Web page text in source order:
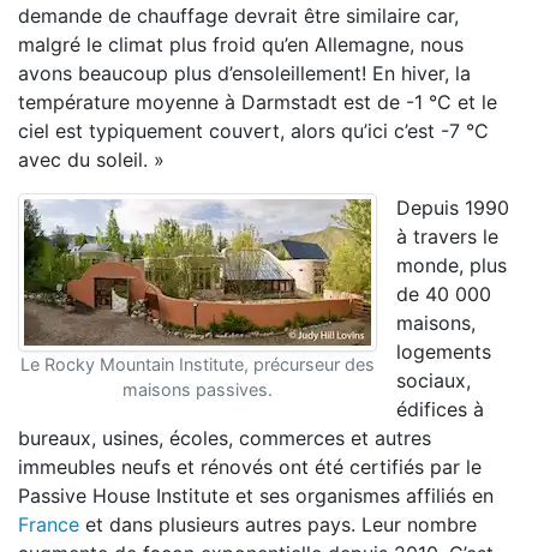
demande de chauffage devrait être similaire car,
malgré le climat plus froid qu’en Allemagne, nous
avons beaucoup plus d’ensoleillement! En hiver, la
température moyenne à Darmstadt est de -1 °C et le
ciel est typiquement couvert, alors qu’ici c’est -7 °C
avec du soleil. »
Le Rocky Mountain Institute, précurseur des
maisons passives.
Depuis 1990
à travers le
monde, plus
de 40 000
maisons,
logements
sociaux,
édifices à
bureaux, usines, écoles, commerces et autres
immeubles neufs et rénovés ont été certifiés par le
Passive House Institute et ses organismes affiliés en
France et dans plusieurs autres pays. Leur nombre